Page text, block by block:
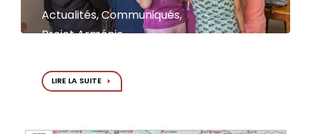
Actualités,Communiqués,
Projet Arménie
LIRE LA SUITE